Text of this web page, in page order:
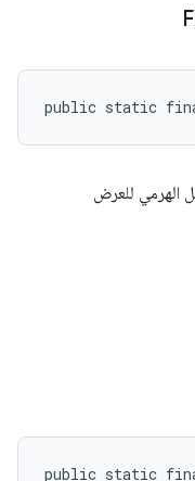
public static final
الهرمي للعرض
public static final